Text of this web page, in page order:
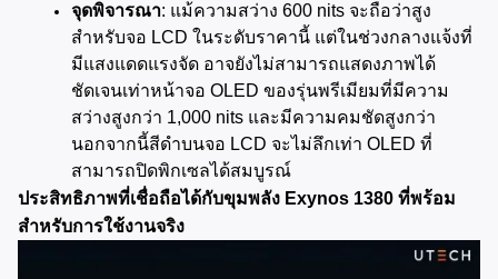
จุดพิจารณา: แม้ความสว่าง 600 nits จะถือว่าสูง
สำหรับจอ LCD ในระดับราคานี้ แต่ในช่วงกลางแจ้งที่
มีแสงแดดแรงจัด อาจยังไม่สามารถแสดงภาพได้
ชัดเจนเท่าหน้าจอ OLED ของรุ่นพรีเมียมที่มีความ
สว่างสูงกว่า 1,000 nits และมีความคมชัดสูงกว่า
นอกจากนี้สีดำบนจอ LCD จะไม่ลึกเท่า OLED ที่
สามารถปิดพิกเซลได้สมบูรณ์
ประสิทธิภาพที่เชื่อถือได้กับขุมพลัง Exynos 1380 ที่พร้อม
สำหรับการใช้งานจริง